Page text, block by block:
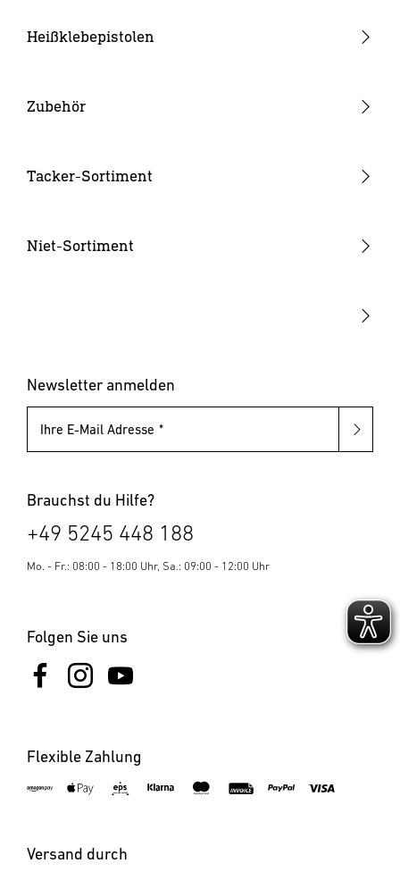
Sonstiges Zubehör
Heißklebepistolen
Heißklebepistolen
Zubehör
Düsen
Tacker-Sortiment
Hammertacker
Niet-Sortiment
Blindnietmuttern
Newsletter anmelden
Ihre E-Mail Adresse
Brauchst du Hilfe?
+49 5245 448 188
Mo. - Fr.: 08:00 - 18:00 Uhr, Sa.: 09:00 - 12:00 Uhr
Folgen Sie uns
Flexible Zahlung
Versand durch